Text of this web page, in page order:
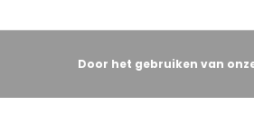
Door het gebruiken van